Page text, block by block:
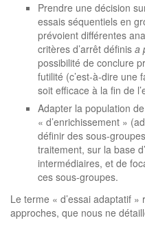
Prendre une décision
essais séquentiels en
prévoient différentes
critères d’arrêt définis a
possibilité de conclure
futilité (c’est-à-dire une
soit efficace à la fin de
Adapter la population
« d’enrichissement »
définir des sous-
traitement, sur la base
intermédiaires, et de
ces sous-groupes.
Le terme « d’essai adaptatif
approches, que nous ne